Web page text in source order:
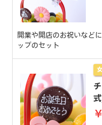
開業や開店のお祝いなど
ップのセット